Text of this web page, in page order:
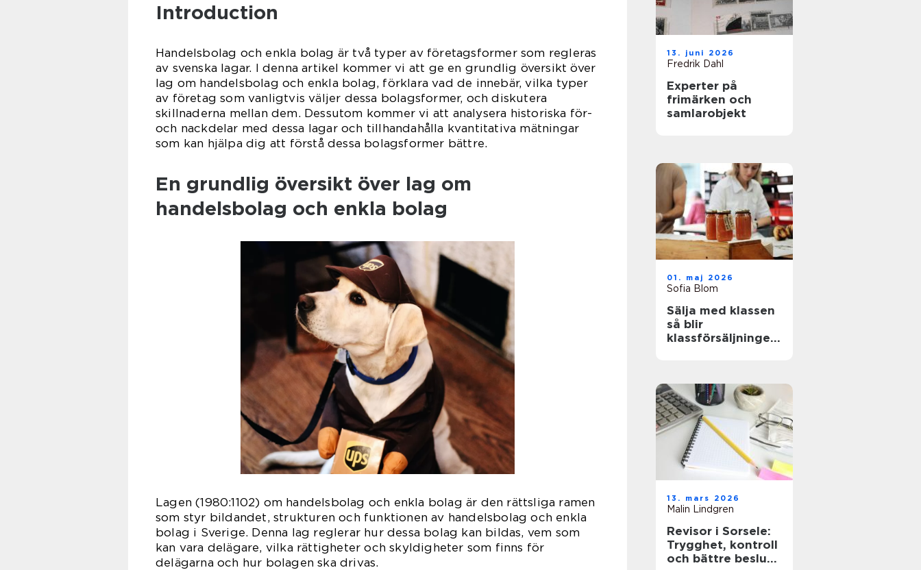
Introduction
Handelsbolag och enkla bolag är två typer av företagsformer som regleras
av svenska lagar. I denna artikel kommer vi att ge en grundlig översikt över
lag om handelsbolag och enkla bolag, förklara vad de innebär, vilka typer
av företag som vanligtvis väljer dessa bolagsformer, och diskutera
skillnaderna mellan dem. Dessutom kommer vi att analysera historiska för-
och nackdelar med dessa lagar och tillhandahålla kvantitativa mätningar
som kan hjälpa dig att förstå dessa bolagsformer bättre.
En grundlig översikt över lag om
handelsbolag och enkla bolag
Lagen (1980:1102) om handelsbolag och enkla bolag är den rättsliga ramen
som styr bildandet, strukturen och funktionen av handelsbolag och enkla
bolag i Sverige. Denna lag reglerar hur dessa bolag kan bildas, vem som
kan vara delägare, vilka rättigheter och skyldigheter som finns för
delägarna och hur bolagen ska drivas.
13. juni 2026
Fredrik Dahl
Experter på
frimärken och
samlarobjekt
01. maj 2026
Sofia Blom
Sälja med klassen
så blir
klassförsäljningen
13. mars 2026
Malin Lindgren
Revisor i Sorsele:
Trygghet, kontroll
och bättre beslut